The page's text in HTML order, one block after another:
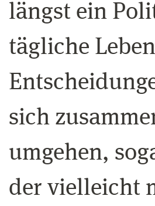
längst ein
tägliche
sich
umgehen,
der vielleicht